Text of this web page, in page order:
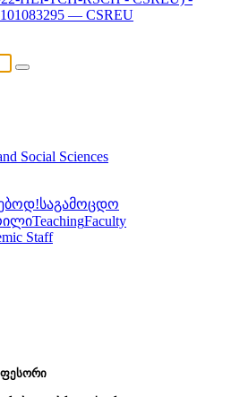
— CSREU
Social Sciences
საგამოცდო
TeachingFaculty
Staff